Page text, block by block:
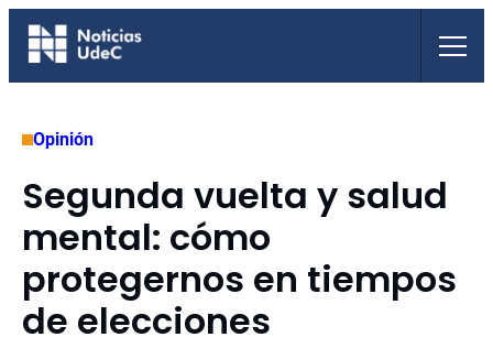
Saltar
Opinión
Segunda vuelta y salud
mental: cómo
protegernos en tiempos
de elecciones